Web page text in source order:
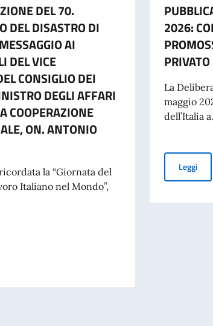
DEL 70.
DEL DISASTRO DI
AI
DEL VICE
CONSIGLIO DEI
DEGLI AFFARI
COOPERAZIONE
ON. ANTONIO
la “Giornata del
Italiano nel Mondo”,
DEL 70. ANNIVERSARIO DEL DISASTRO DI
2026:
PRIVATO
La
maggio
dell’Italia
Leggi